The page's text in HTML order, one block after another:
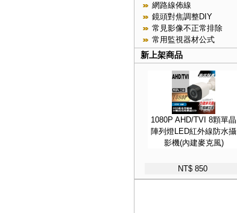
網路線佈線
鏡頭對焦調整DIY
常見影像不正常排除
常用監視器材公式
新上架商品
1080P AHD/TVI 8顆單晶
陣列燈LED紅外線防水攝
影機(內建麥克風)
NT$ 850